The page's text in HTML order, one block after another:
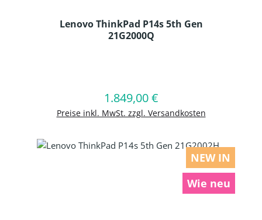
Lenovo ThinkPad P14s 5th Gen
21G2000Q
Regulärer Preis:
1.849,00 €
Preise inkl. MwSt. zzgl. Versandkosten
In den Warenkorb
NEW IN
Wie neu